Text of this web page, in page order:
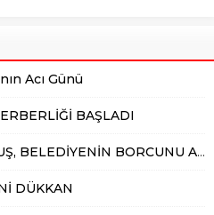
Acı Günü
BAŞLADI
BORCUNU AÇIKLADI
DÜKKAN